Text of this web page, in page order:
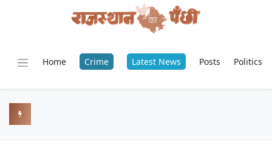
Home Crime Latest News Posts Politics